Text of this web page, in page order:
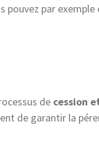
pouvez par
de cession
de garantir la